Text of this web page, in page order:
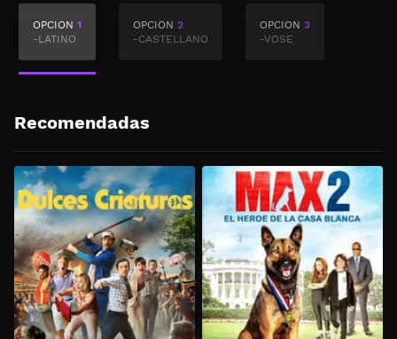
OPCION 1
-LATINO
OPCION 2
-CASTELLANO
OPCION 3
-VOSE
Recomendadas